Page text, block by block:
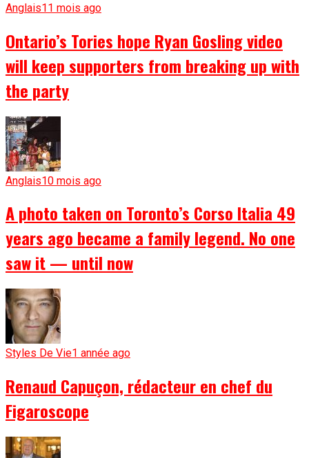
Anglais11 mois ago
Ontario’s Tories hope Ryan Gosling video
will keep supporters from breaking up with
the party
Anglais10 mois ago
A photo taken on Toronto’s Corso Italia 49
years ago became a family legend. No one
saw it — until now
Styles De Vie1 année ago
Renaud Capuçon, rédacteur en chef du
Figaroscope